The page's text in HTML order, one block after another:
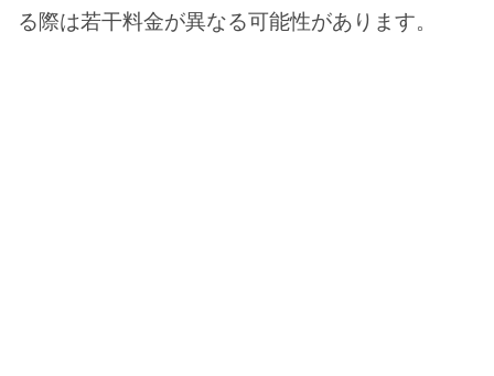
る際は若干料金が異なる可能性があります。